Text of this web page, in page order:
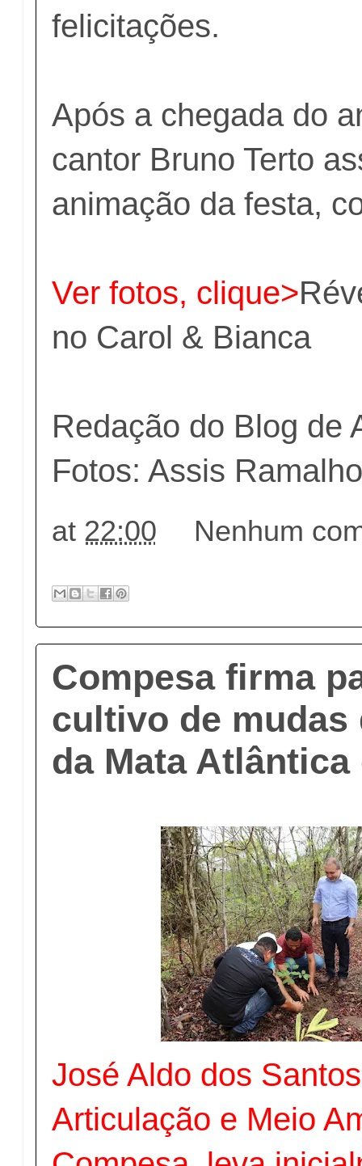
felicitações.
Após a chegada do
cantor Bruno Terto
animação da festa,
Ver fotos, clique>
no Carol & Bianca
Redação do Blog de
Fotos: Assis
at 22:00 Nenhum
Compesa firma
cultivo de mudas
da Mata Atlântica
José Aldo dos
Articulação e Meio